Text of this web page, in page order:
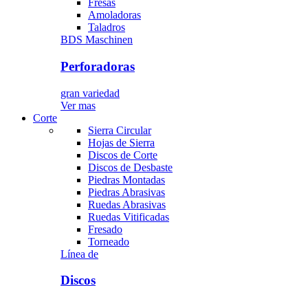
Fresas
Amoladoras
Taladros
BDS Maschinen
Perforadoras
gran variedad
Ver mas
Corte
Sierra Circular
Hojas de Sierra
Discos de Corte
Discos de Desbaste
Piedras Montadas
Piedras Abrasivas
Ruedas Abrasivas
Ruedas Vitificadas
Fresado
Torneado
Línea de
Discos